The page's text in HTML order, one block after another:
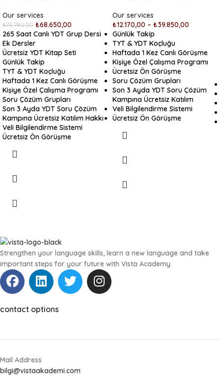
Our services
₺73.780,00 ₺68.650,00
265 Saat Canlı YDT Grup Dersi
Ek Dersler
Ücretsiz YDT Kitap Seti
Günlük Takip
TYT & YDT Koçluğu
Haftada 1 Kez Canlı Görüşme
Kişiye Özel Çalışma Programı
Soru Çözüm Grupları
Son 3 Ayda YDT Soru Çözüm
Kampına Ücretsiz Katılım Hakkı
Veli Bilgilendirme Sistemi
Ücretsiz Ön Görüşme
Our services
₺12.170,00 – ₺39.850,00
Günlük Takip
TYT & YDT Koçluğu
Haftada 1 Kez Canlı Görüşme
Kişiye Özel Çalışma Programı
Ücretsiz Ön Görüşme
Soru Çözüm Grupları
Son 3 Ayda YDT Soru Çözüm
Kampına Ücretsiz Katılım
Veli Bilgilendirme Sistemi
Ücretsiz Ön Görüşme
Strengthen your language skills, learn a new language and take
important steps for your future with Vista Academy.
contact options
Mail Address
bilgi@vistaakademi.com